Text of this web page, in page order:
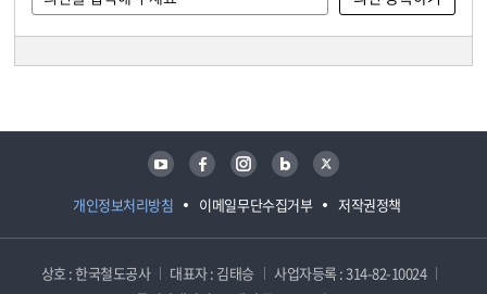
개인정보처리방침 이메일무단수집거부 저작권정책
유튜브 페이스북 인스타그램 블로그 트위터
상호 : 한국철도공사 대표자 : 김태승
사업자등록 : 314-82-10024